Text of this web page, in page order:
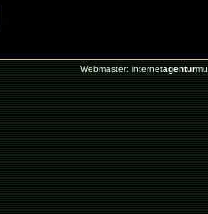
Webmaster: internetagentur